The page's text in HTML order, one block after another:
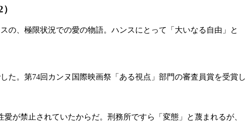
の、極限状況での愛の物語。ハンスにとって「大いなる自由」と
。第74回カンヌ国際映画祭「ある視点」部門の審査員賞を受賞し
が禁止されていたからだ。刑務所ですら「変態」と蔑まれるが、